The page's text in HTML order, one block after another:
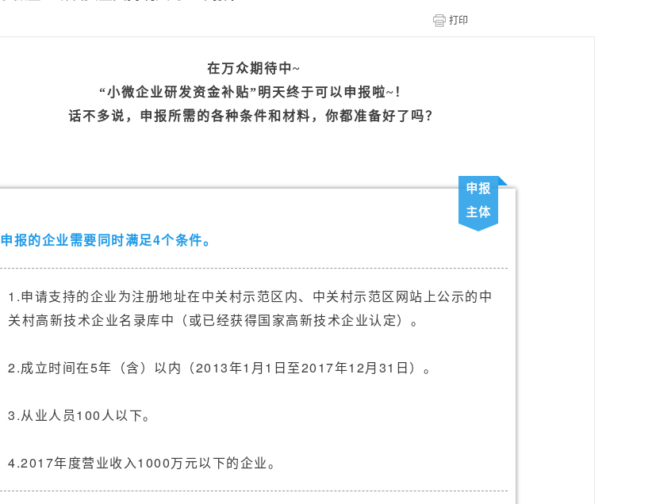
在万众期待中~
“小微企业研发资金补贴”明天终于可以申报啦~！
话不多说，申报所需的各种条件和材料，你都准备好了吗？
申报
主体
申报的企业需要同时满足4个条件。
1.申请支持的企业为注册地址在中关村示范区内、中关村示范区网站上公示的中
关村高新技术企业名录库中（或已经获得国家高新技术企业认定）。
2.成立时间在5年（含）以内（2013年1月1日至2017年12月31日）。
3.从业人员100人以下。
4.2017年度营业收入1000万元以下的企业。